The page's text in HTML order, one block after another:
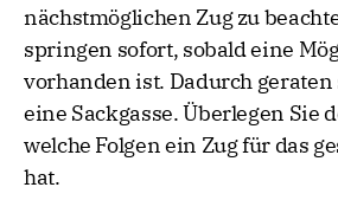
nächstmöglichen Zug zu
springen sofort, sobald eine
vorhanden ist. Dadurch
eine Sackgasse. Überlegen Sie
welche Folgen ein Zug für das
hat.